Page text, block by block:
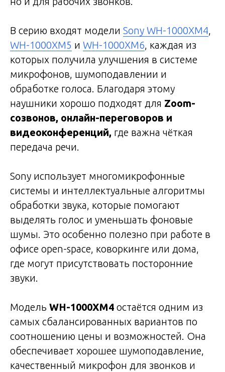
В серию входят модели Sony WH-1000XM4,
WH-1000XM5 и WH-1000XM6, каждая из
которых получила улучшения в системе
микрофонов, шумоподавлении и
обработке голоса. Благодаря этому
наушники хорошо подходят для Zoom-
созвонов, онлайн-переговоров и
видеоконференций, где важна чёткая
передача речи.
Sony использует многомикрофонные
системы и интеллектуальные алгоритмы
обработки звука, которые помогают
выделять голос и уменьшать фоновые
шумы. Это особенно полезно при работе в
офисе open-space, коворкинге или дома,
где могут присутствовать посторонние
звуки.
Модель WH-1000XM4 остаётся одним из
самых сбалансированных вариантов по
соотношению цены и возможностей. Она
обеспечивает хорошее шумоподавление,
качественный микрофон для звонков и